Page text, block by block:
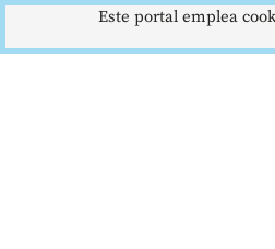
Este portal emplea